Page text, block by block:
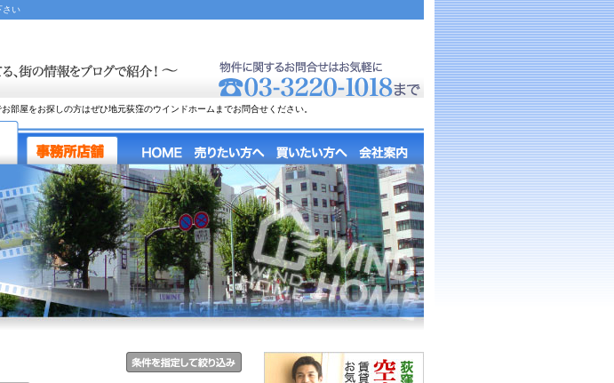
さい
屋をお探しの方はぜひ地元荻窪のウインドホームまでお問合せください。